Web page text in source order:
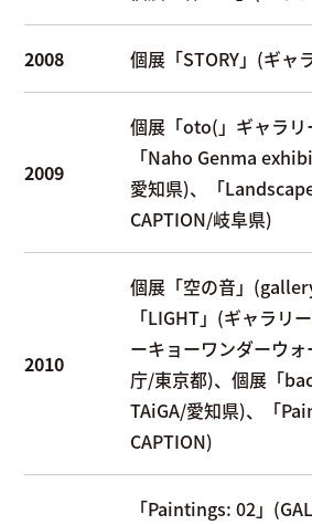
2008 個展「STORY」(ギャ
2009
個展「oto(」ギャラ
「Naho Genma
愛知県)、「
CAPTION/岐阜県)
2010
個展「空の音」
「LIGHT」(ギャラリ
ーキョーワンダーウ
庁/東京都)、個展「
TAiGA/愛知県)、「
CAPTION)
「Paintings: 02」